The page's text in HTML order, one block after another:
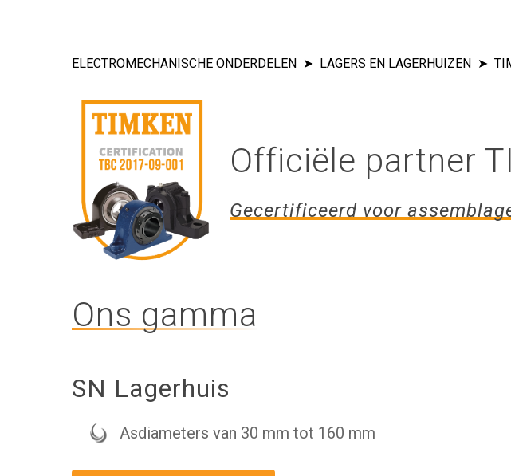
ELECTROMECHANISCHE ONDERDELEN LAGERS EN LAGERHUIZEN
Officiële partner
Gecertificeerd voor
Ons gamma
SN Lagerhuis
Asdiameters van 30 mm tot 160 mm